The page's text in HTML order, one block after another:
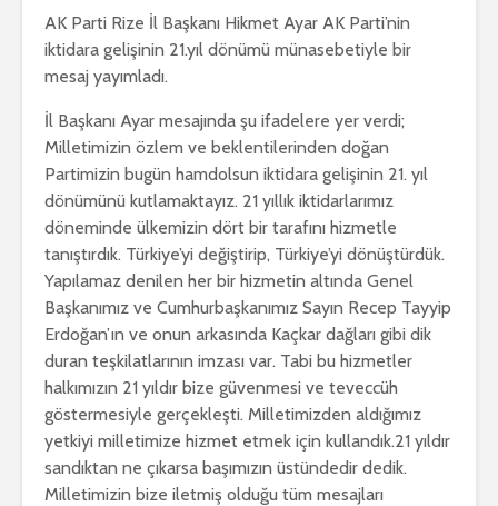
AK Parti Rize İl Başkanı Hikmet Ayar AK Parti’nin
iktidara gelişinin 21.yıl dönümü münasebetiyle bir
mesaj yayımladı.
İl Başkanı Ayar mesajında şu ifadelere yer verdi;
Milletimizin özlem ve beklentilerinden doğan
Partimizin bugün hamdolsun iktidara gelişinin 21. yıl
dönümünü kutlamaktayız. 21 yıllık iktidarlarımız
döneminde ülkemizin dört bir tarafını hizmetle
tanıştırdık. Türkiye’yi değiştirip, Türkiye’yi dönüştürdük.
Yapılamaz denilen her bir hizmetin altında Genel
Başkanımız ve Cumhurbaşkanımız Sayın Recep Tayyip
Erdoğan’ın ve onun arkasında Kaçkar dağları gibi dik
duran teşkilatlarının imzası var. Tabi bu hizmetler
halkımızın 21 yıldır bize güvenmesi ve teveccüh
göstermesiyle gerçekleşti. Milletimizden aldığımız
yetkiyi milletimize hizmet etmek için kullandık.21 yıldır
sandıktan ne çıkarsa başımızın üstündedir dedik.
Milletimizin bize iletmiş olduğu tüm mesajları